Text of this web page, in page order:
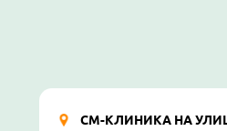
СМ-КЛИНИКА НА